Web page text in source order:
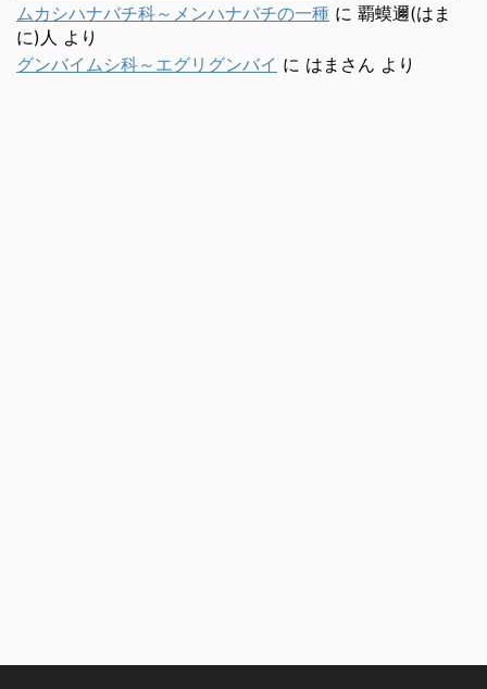
ムカシハナバチ科～メンハナバチの一種 に 覇蟆邇(はま
に)人 より
グンバイムシ科～エグリグンバイ に はまさん より